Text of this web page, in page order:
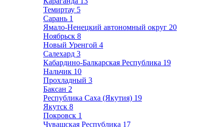
Темиртау 5
Сарань 1
Ямало-Ненецкий автономный округ 20
Ноябрьск 8
Новый Уренгой 4
Салехард 3
Кабардино-Балкарская Республика 19
Нальчик 10
Прохладный 3
Баксан 2
Республика Саха (Якутия) 19
Якутск 8
Покровск 1
Чувашская Республика 17